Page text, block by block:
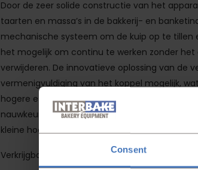
Consent
Door de zeer solide constructie van het
taarten en massa’s in de bakkerij- en
mechanische systeem om de kuip op te tillen
het mogelijk om continu te werken zonder
verwijderen. De innovatieve oplossing van de
vermenigvuldiging van het koppel mogelijk,
hogere efficiëntie met een lager
nauwkeurige opstelling tussen het
kleine hoeveelheden massa’s, crèmes, cakes
Verkrijgbaar in 60,80,100 en 120 liter